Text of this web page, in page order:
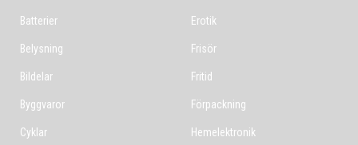
Batterier
Belysning
Bildelar
Byggvaror
Cyklar
Erotik
Frisör
Fritid
Förpackning
Hemelektronik